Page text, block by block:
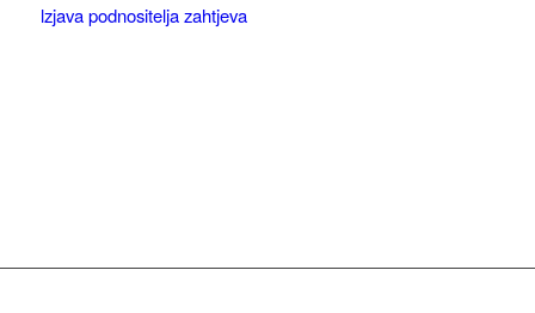
lzjava podnositelja zahtjeva